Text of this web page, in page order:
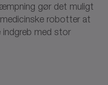
gør det muligt
robotter at
indgreb med stor